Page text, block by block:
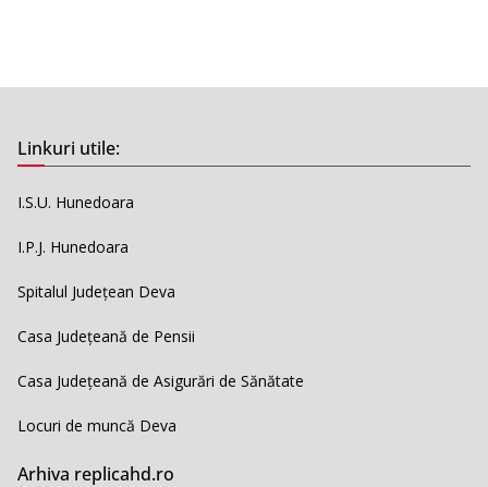
Linkuri utile:
I.S.U. Hunedoara
I.P.J. Hunedoara
Spitalul Județean Deva
Casa Județeană de Pensii
Casa Județeană de Asigurări de Sănătate
Locuri de muncă Deva
Arhiva replicahd.ro